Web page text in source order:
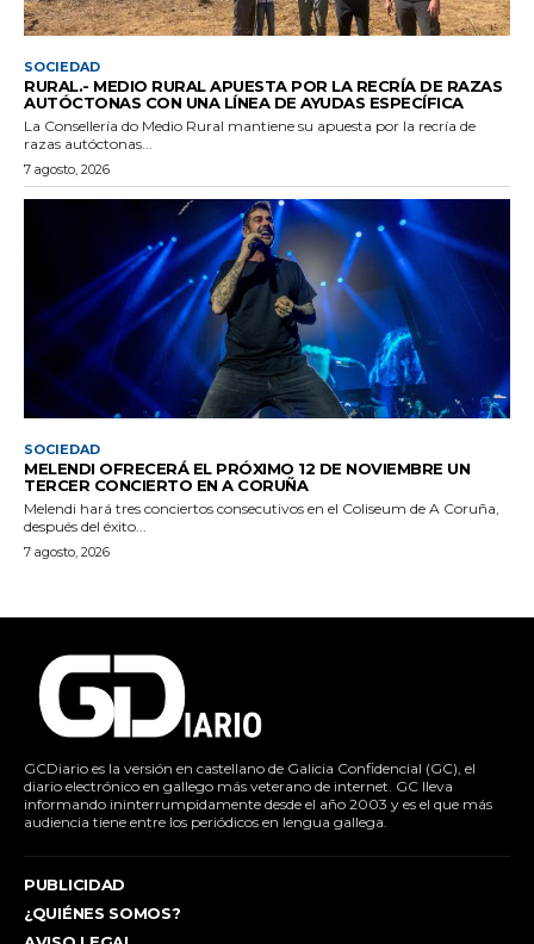
SOCIEDAD
RURAL.- MEDIO RURAL APUESTA POR LA RECRÍA DE RAZAS
AUTÓCTONAS CON UNA LÍNEA DE AYUDAS ESPECÍFICA
La Consellería do Medio Rural mantiene su apuesta por la recría de
razas autóctonas...
7 agosto, 2026
SOCIEDAD
MELENDI OFRECERÁ EL PRÓXIMO 12 DE NOVIEMBRE UN
TERCER CONCIERTO EN A CORUÑA
Melendi hará tres conciertos consecutivos en el Coliseum de A Coruña,
después del éxito...
7 agosto, 2026
GCDiario es la versión en castellano de Galicia Confidencial (GC), el
diario electrónico en gallego más veterano de internet. GC lleva
informando ininterrumpidamente desde el año 2003 y es el que más
audiencia tiene entre los periódicos en lengua gallega.
PUBLICIDAD
¿QUIÉNES SOMOS?